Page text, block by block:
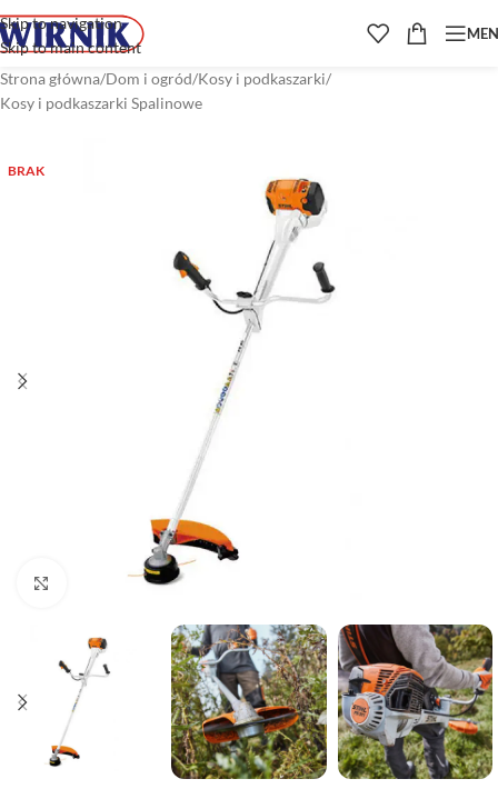
Skip to navigation
Skip to main content
Strona główna/Dom i ogród/Kosy i podkaszarki/
Kosy i podkaszarki Spalinowe
BRAK
Kliknij aby powiększyć